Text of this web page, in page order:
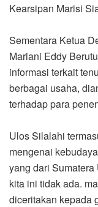
Kearsipan Marisi
Sementara Ketua
Mariani Eddy
informasi terkait
berbagai usaha,
terhadap para
Ulos Silalahi
mengenai
yang dari
kita ini tidak ada.
diceritakan kepada